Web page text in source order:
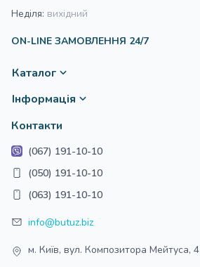
Неділя: вихідний
ON-LINE ЗАМОВЛЕННЯ 24/7
Каталог
Інформація
Контакти
(067) 191-10-10
(050) 191-10-10
(063) 191-10-10
info@butuz.biz
м. Київ, вул. Композитора Мейтуса, 4